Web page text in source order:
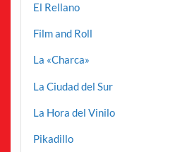
El Rellano
Film and Roll
La «Charca»
La Ciudad del Sur
La Hora del Vinilo
Pikadillo